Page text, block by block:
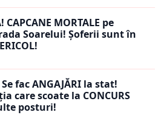
CAPCANE MORTALE pe
Soarelui! Șoferii sunt în
fac ANGAJĂRI la stat!
care scoate la CONCURS
posturi!